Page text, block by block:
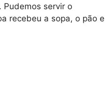
Pudemos servir o
recebeu a sopa, o pão e